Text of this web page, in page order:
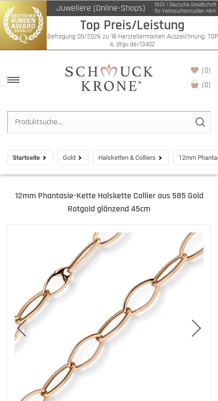
Juweliere (Online-Shops)
DtGV | Deutsche Gesellschaft
für Verbraucherstudien mbH
Top Preis/Leistung
Befragung 05/2026 zu 18 Herstellermarken Auszeichnung: TOP
4, dtgv.de/13402
(0)
(0)
Startseite Gold Halsketten & Colliers 12mm
12mm Phantasie-Kette Halskette Collier aus 585 Gold
Rotgold glänzend 45cm